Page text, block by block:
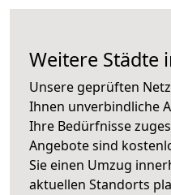
Weitere Städte
Unsere geprüften
Ihnen unverbindliche
Ihre Bedürfnisse
Angebote sind
Sie einen Umzug
aktuellen Standorts